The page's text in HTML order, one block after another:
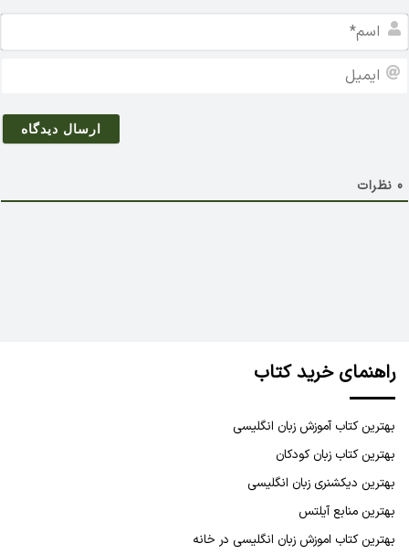
0 نظرات
راهنمای خرید کتاب
بهترین کتاب آموزش زبان انگلیسی
بهترین کتاب زبان کودکان
بهترین دیکشنری زبان انگلیسی
بهترین منابع آیلتس
بهترین کتاب اموزش زبان انگلیسی در خانه